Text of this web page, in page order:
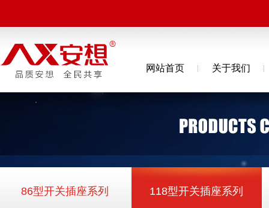
网站首页 关于我们
86型开关插座系列 118型开关插座系列